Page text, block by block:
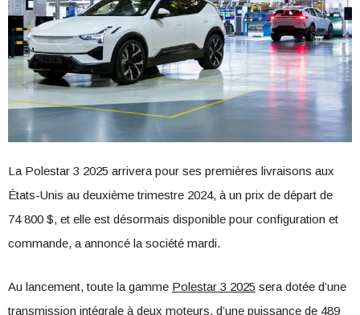
La Polestar 3 2025 arrivera pour ses premières livraisons aux
États-Unis au deuxième trimestre 2024, à un prix de départ de
74 800 $, et elle est désormais disponible pour configuration et
commande, a annoncé la société mardi.
Au lancement, toute la gamme Polestar 3 2025 sera dotée d’une
transmission intégrale à deux moteurs, d’une puissance de 489